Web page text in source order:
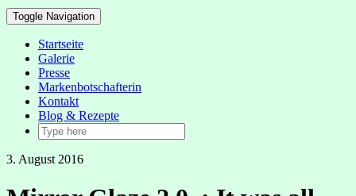
Toggle Navigation
Startseite
Galerie
Presse
Markenbotschafterin
Kontakt
Blog & Rezepte
3. August 2016